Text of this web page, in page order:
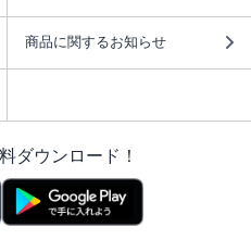
商品に関するお知らせ
ダウンロード！